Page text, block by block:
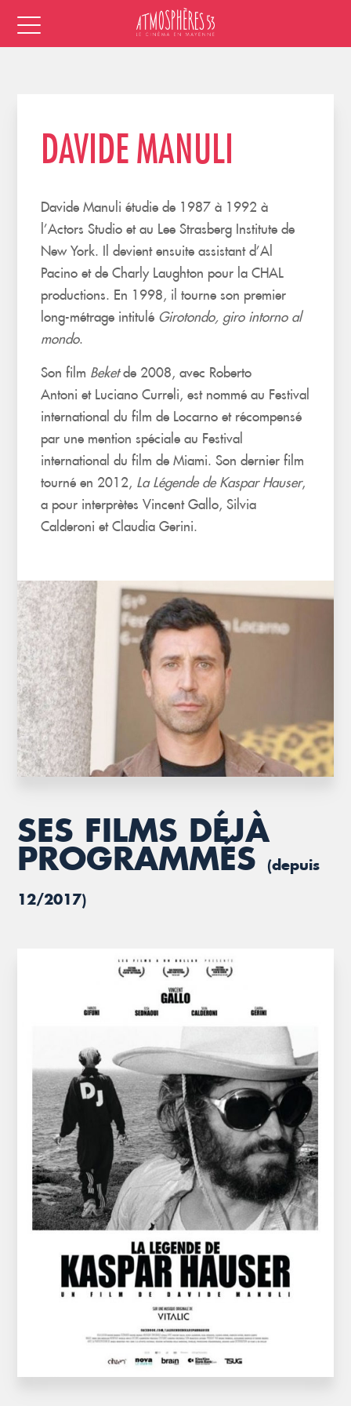
DAVIDE MANULI
Davide Manuli étudie de 1987 à 1992 à
l’Actors Studio et au Lee Strasberg Institute de
New York. Il devient ensuite assistant d’Al
Pacino et de Charly Laughton pour la CHAL
productions. En 1998, il tourne son premier
long-métrage intitulé Girotondo, giro intorno al
mondo.
Son film Beketde 2008, avec Roberto
Antoni et Luciano Curreli, est nommé au Festival
international du film de Locarno et récompensé
par une mention spéciale au Festival
international du film de Miami. Son dernier film
tourné en 2012, La Légende de Kaspar Hauser,
a pour interprètes Vincent Gallo, Silvia
Calderoni et Claudia Gerini.
SES FILMS DÉJÀ
PROGRAMMÉS(depuis
12/2017)